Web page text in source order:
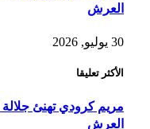
العرش
30 يوليو, 2026
الأكثر تعليقا
العرش